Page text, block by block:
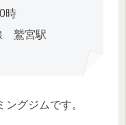
鷲宮駅
グジムです。